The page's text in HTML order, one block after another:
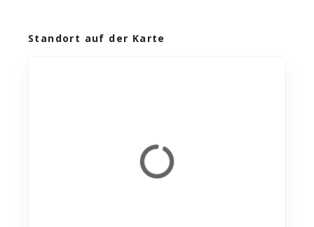
Standort auf der Karte